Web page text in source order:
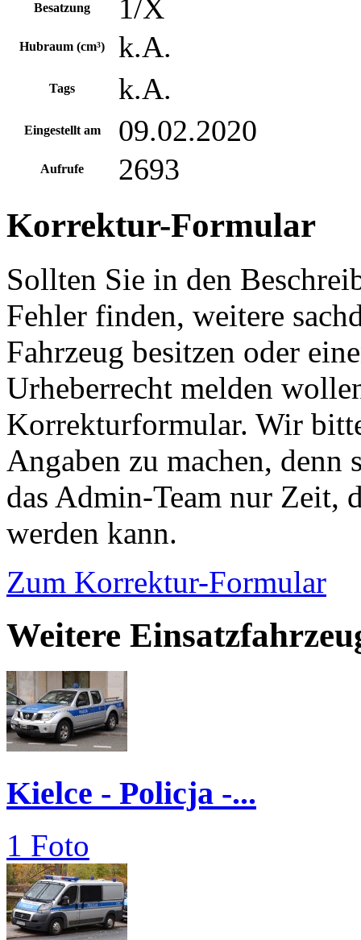
Besatzung 1/X
Hubraum (cm³) k.A.
Tags k.A.
Eingestellt am 09.02.2020
Aufrufe 2693
Korrektur-Formular
Sollten Sie in den
Fehler finden, weitere
Fahrzeug besitzen oder
Urheberrecht melden
Korrekturformular. Wir
Angaben zu machen,
das Admin-Team nur Zeit,
werden kann.
Zum Korrektur-Formular
Weitere
Kielce - Policja -...
1 Foto